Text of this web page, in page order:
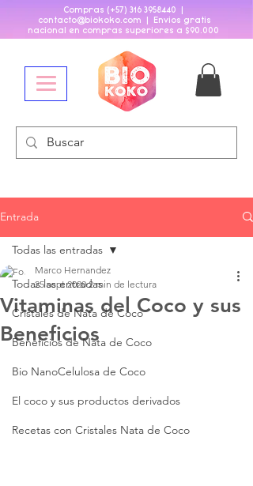
Compras (+57) 316 3958440
contacto@biokoko. com | Envios gratis
nacional en compras superiores a $90 000
Entrada
Todas las entradas
Cristales de Nata de Coco
Beneficios de Nata de Coco
Bio NanoCelulosa de Coco
El coco y sus productos derivados
Recetas con Cristales Nata de Coco
Todas las entradas
Vitaminas del Coco y sus
Beneficios
Marco Hernandez
25 sept 2020 2 min de lectura